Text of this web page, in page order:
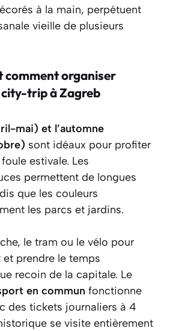
à la main, perpétuent
vieille de plusieurs
comment organiser
trip à Zagreb
mai) et l’automne
sont idéaux pour profiter
estivale. Les
permettent de longues
que les couleurs
les parcs et jardins.
le tram ou le vélo pour
prendre le temps
recoin de la capitale. Le
en commun fonctionne
des tickets journaliers à 4
se visite entièrement